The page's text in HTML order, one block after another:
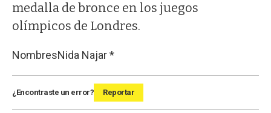
medalla de bronce en los juegos
olímpicos de Londres.
NombresNida Najar *
¿Encontraste un error? Reportar